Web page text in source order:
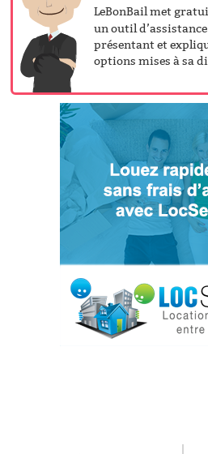
LeBonBail met
un outil
présentant et
options mises à sa